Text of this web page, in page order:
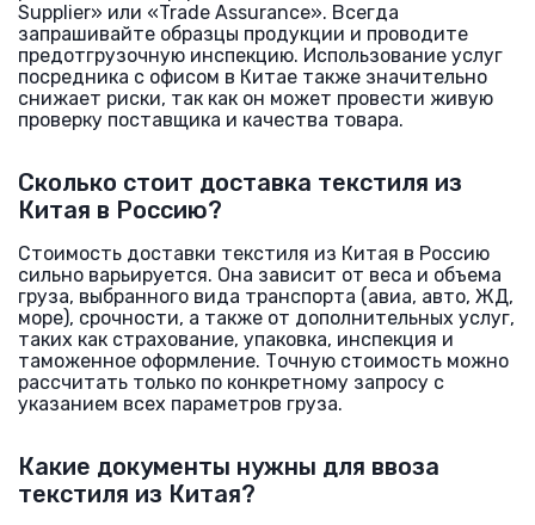
Supplier» или «Trade Assurance». Всегда
запрашивайте образцы продукции и проводите
предотгрузочную инспекцию. Использование услуг
посредника с офисом в Китае также значительно
снижает риски, так как он может провести живую
проверку поставщика и качества товара.
Сколько стоит доставка текстиля из
Китая в Россию?
Стоимость доставки текстиля из Китая в Россию
сильно варьируется. Она зависит от веса и объема
груза, выбранного вида транспорта (авиа, авто, ЖД,
море), срочности, а также от дополнительных услуг,
таких как страхование, упаковка, инспекция и
таможенное оформление. Точную стоимость можно
рассчитать только по конкретному запросу с
указанием всех параметров груза.
Какие документы нужны для ввоза
текстиля из Китая?